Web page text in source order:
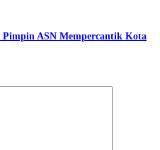
Pimpin ASN Mempercantik Kota